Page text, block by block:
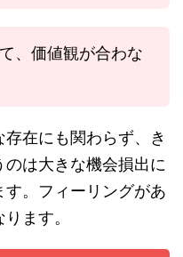
、価値観が合わな
在にも関わらず、き
は大きな機会損出に
。フィーリングがあ
ます。